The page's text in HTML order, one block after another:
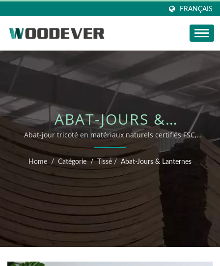
FRANÇAIS
ABAT-JOURS &
LANTERNES
Abat-jour tricoté en matériaux naturels certifiés FSC,
produits de tricotage à domicile au Vietnam avec un
service personnalisé flexible et complet.
Home / Catégorie / Tissé / Abat-Jours & Lanternes